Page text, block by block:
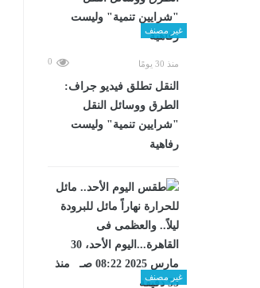
غير مصنف
منذ 30 يومًا 0
​النقل تطلق فيديو جراف:
الطرق ووسائل النقل
"شرايين تنمية" وليست
رفاهية
غير مصنف